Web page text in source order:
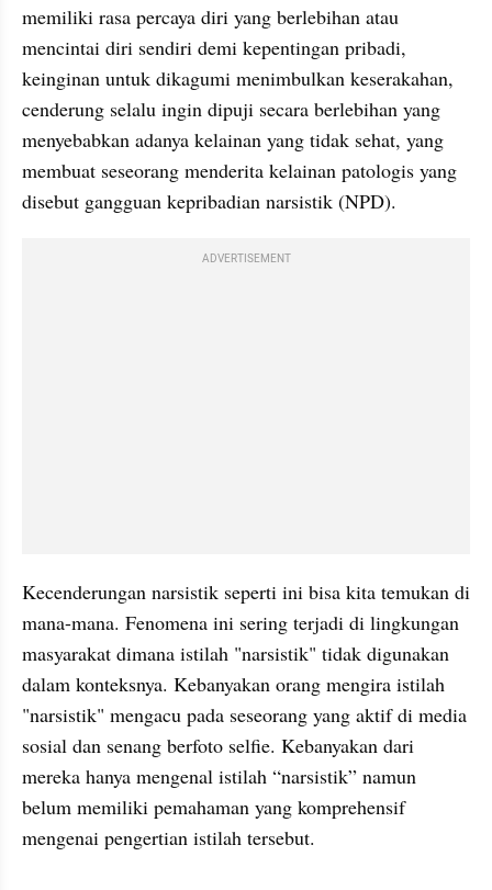
memiliki rasa percaya diri yang berlebihan atau
mencintai diri sendiri demi kepentingan pribadi,
keinginan untuk dikagumi menimbulkan keserakahan,
cenderung selalu ingin dipuji secara berlebihan yang
menyebabkan adanya kelainan yang tidak sehat, yang
membuat seseorang menderita kelainan patologis yang
disebut gangguan kepribadian narsistik (NPD).
ADVERTISEMENT
Kecenderungan narsistik seperti ini bisa kita temukan di
mana-mana. Fenomena ini sering terjadi di lingkungan
masyarakat dimana istilah "narsistik" tidak digunakan
dalam konteksnya. Kebanyakan orang mengira istilah
"narsistik" mengacu pada seseorang yang aktif di media
sosial dan senang berfoto selfie. Kebanyakan dari
mereka hanya mengenal istilah “narsistik” namun
belum memiliki pemahaman yang komprehensif
mengenai pengertian istilah tersebut.